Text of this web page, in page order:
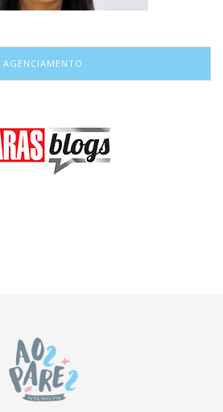
AGENCIAMENTO